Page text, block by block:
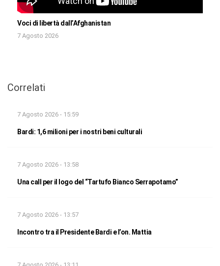
Voci di libertà dall’Afghanistan
7 Agosto 2026
Correlati
7 Agosto 2026 - 15:59
Bardi: 1,6 milioni per i nostri beni culturali
7 Agosto 2026 - 13:58
Una call per il logo del “Tartufo Bianco Serrapotamo”
7 Agosto 2026 - 13:57
Incontro tra il Presidente Bardi e l’on. Mattia